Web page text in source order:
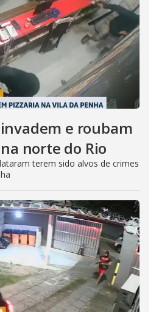
e roubam
norte do Rio
terem sido alvos de crimes